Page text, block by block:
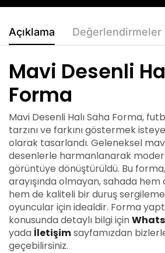
Açıklama Değerlendirmeler
Mavi Desenli
Forma
Mavi Desenli Halı Saha Forma,
tarzını ve farkını göstermek
olarak tasarlandı. Geleneksel
desenlerle harmanlanarak
görüntüye dönüştürüldü. Bu
arayışında olmayan, sahada
hem de kaliteli bir duruş
oyuncular için idealdir. Forma
konusunda detaylı bilgi için
yada İletişimsayfamızdan
geçebilirsiniz.